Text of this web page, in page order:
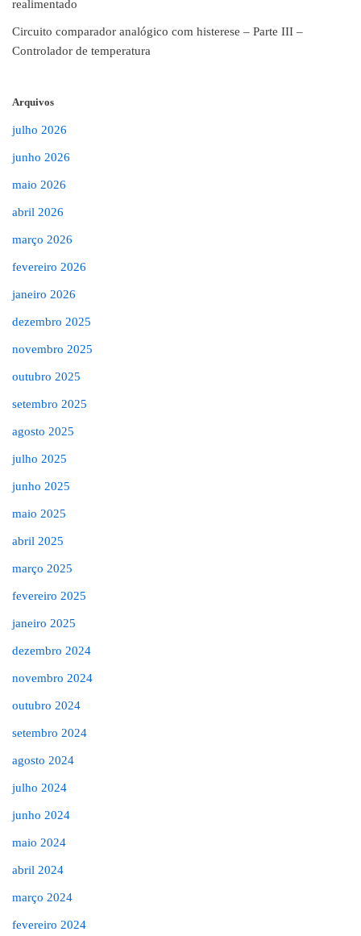
realimentado
Circuito comparador analógico com histerese – Parte III –
Controlador de temperatura
Arquivos
julho 2026
junho 2026
maio 2026
abril 2026
março 2026
fevereiro 2026
janeiro 2026
dezembro 2025
novembro 2025
outubro 2025
setembro 2025
agosto 2025
julho 2025
junho 2025
maio 2025
abril 2025
março 2025
fevereiro 2025
janeiro 2025
dezembro 2024
novembro 2024
outubro 2024
setembro 2024
agosto 2024
julho 2024
junho 2024
maio 2024
abril 2024
março 2024
fevereiro 2024